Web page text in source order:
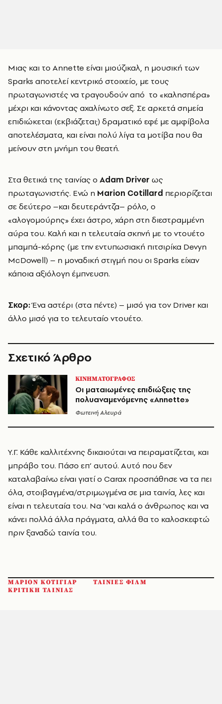
Μιας και το Annette είναι μιούζικαλ, η μουσική των
Sparks αποτελεί κεντρικό στοιχείο, με τους
πρωταγωνιστές να τραγουδούν από το «καλησπέρα»
μέχρι και κάνοντας αχαλίνωτο σεξ. Σε αρκετά σημεία
επιδιώκεται (εκβιάζεται;) δραματικό εφέ με αμφίβολα
αποτελέσματα, και είναι πολύ λίγα τα μοτίβα που θα
μείνουν στη μνήμη του θεατή.
Στα θετικά της ταινίας ο Adam Driver ως
πρωταγωνιστής. Ενώ η Marion Cotillard περιορίζεται
σε δεύτερο –και δευτεράντζα– ρόλο, ο
«αλογομούρης» έχει άστρο, χάρη στη διεστραμμένη
αύρα του. Καλή και η τελευταία σκηνή με το ντουέτο
μπαμπά-κόρης (με την εντυπωσιακή πιτσιρίκα Devyn
McDowell) – η μοναδική στιγμή που οι Sparks είχαν
κάποια αξιόλογη έμπνευση.
Σκορ:Ένα αστέρι (στα πέντε) – μισό για τον Driver και
άλλο μισό για το τελευταίο ντουέτο.
Σχετικό Άρθρο
ΚΙΝΗΜΑΤΟΓΡΑΦΟΣ
​Οι ματαιωμένες επιδιώξεις της
πολυαναμενόμενης «Annette»
Φωτεινή Αλευρά
Υ.Γ. Κάθε καλλιτέχνης δικαιούται να πειραματίζεται, και
μπράβο του. Πάσο επ’ αυτού. Αυτό που δεν
καταλαβαίνω είναι γιατί ο Carax προσπάθησε να τα πει
όλα, στοιβαγμένα/στριμωγμένα σε μια ταινία, λες και
είναι η τελευταία του. Να ’ναι καλά ο άνθρωπος και να
κάνει πολλά άλλα πράγματα, αλλά θα το καλοσκεφτώ
πριν ξαναδώ ταινία του.
ΜΑΡΙΟΝ ΚΟΤΙΓΙΑΡ
ΤΑΙΝΙΕΣ ΦΙΛΜ
ΚΡΙΤΙΚΗ ΤΑΙΝΙΑΣ